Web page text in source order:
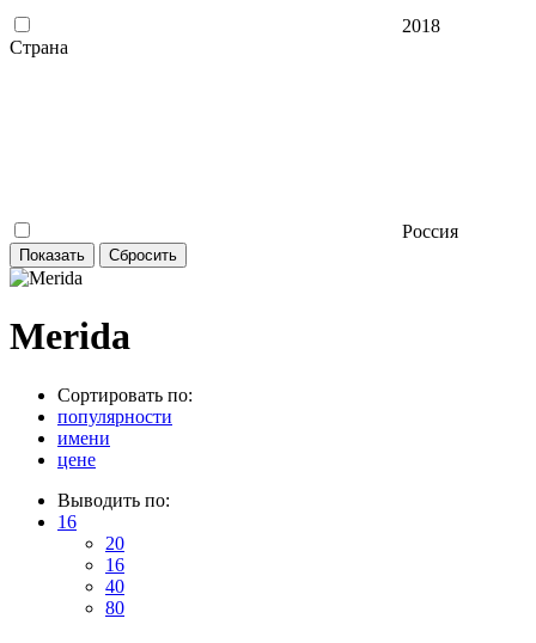
2018
Страна
Россия
Merida
Сортировать по:
популярности
имени
цене
Выводить по:
16
20
16
40
80